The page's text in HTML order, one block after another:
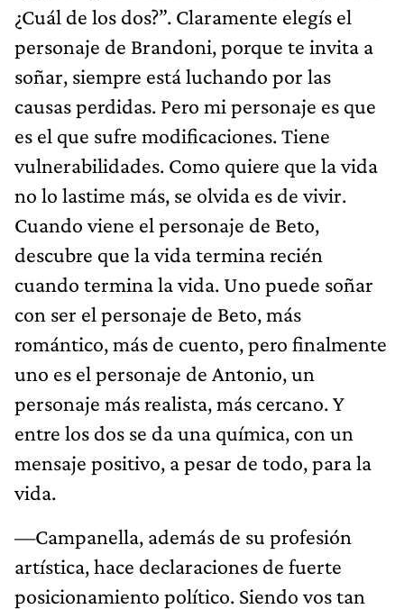
¿Cuál de los dos?”. Claramente elegís el
personaje de Brandoni, porque te invita a
soñar, siempre está luchando por las
causas perdidas. Pero mi personaje es que
es el que sufre modificaciones. Tiene
vulnerabilidades. Como quiere que la vida
no lo lastime más, se olvida es de vivir.
Cuando viene el personaje de Beto,
descubre que la vida termina recién
cuando termina la vida. Uno puede soñar
con ser el personaje de Beto, más
romántico, más de cuento, pero finalmente
uno es el personaje de Antonio, un
personaje más realista, más cercano. Y
entre los dos se da una química, con un
mensaje positivo, a pesar de todo, para la
vida.
—Campanella, además de su profesión
artística, hace declaraciones de fuerte
posicionamiento político. Siendo vos tan